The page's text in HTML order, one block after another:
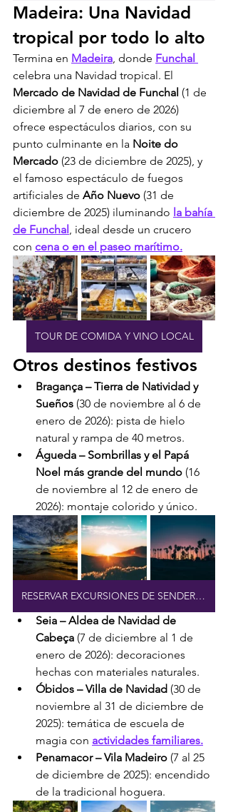
Madeira: Una Navidad
tropical por todo lo alto
Termina en Madeira , donde Funchal
celebra una Navidad tropical. El
Mercado de Navidad de Funchal (1 de
diciembre al 7 de enero de 2026)
ofrece espectáculos diarios, con su
punto culminante en la Noite do
Mercado (23 de diciembre de 2025), y
el famoso espectáculo de fuegos
artificiales de Año Nuevo (31 de
diciembre de 2025) iluminando la bahía
de Funchal , ideal desde un crucero
con cena o en el paseo marítimo.
TOUR DE COMIDA Y VINO LOCAL
Otros destinos festivos
Bragança – Tierra de Natividad y
Sueños (30 de noviembre al 6 de
enero de 2026): pista de hielo
natural y rampa de 40 metros.
Águeda – Sombrillas y el Papá
Noel más grande del mundo (16
de noviembre al 12 de enero de
2026): montaje colorido y único.
RESERVAR EXCURSIONES DE SENDERISMO
Seia – Aldea de Navidad de
Cabeça (7 de diciembre al 1 de
enero de 2026): decoraciones
hechas con materiales naturales.
Óbidos – Villa de Navidad (30 de
noviembre al 31 de diciembre de
2025): temática de escuela de
magia con actividades familiares.
Penamacor – Vila Madeiro (7 al 25
de diciembre de 2025): encendido
de la tradicional hoguera.